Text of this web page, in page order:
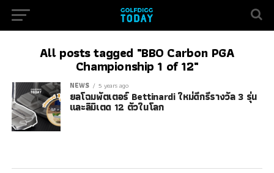
All posts tagged "BB0 Carbon PGA
Championship 1 of 12"
NEWS 5 years ago
ยลโฉมพัตเตอร์ Bettinardi ใหม่ดีกรีรางวัล 3 รุ่น
และลิมิเตด 12 ตัวในโลก